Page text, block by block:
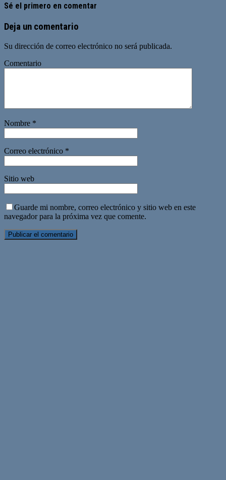
Sé el primero en comentar
Deja un comentario
Su dirección de correo electrónico no será publicada.
Comentario
Nombre *
Correo electrónico *
Sitio web
Guarde mi nombre, correo electrónico y sitio web en este
navegador para la próxima vez que comente.